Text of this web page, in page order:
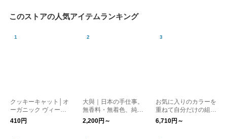
このストアの人気アイテムランキング
クッキーキャット│オ
ーガニック ヴィーガ
ン クッキー 砂糖不使
用 スーパーフード使
410円
大與｜日本の手仕事。
無香料・無着色、純植
物性の お米のブロッ
クキャンドル kurashis
2,200円～
お気に入りのカラーを
重ねて自分だけの組み
合わせに。 Palette 天
然石リング シルバー9
6,710円～